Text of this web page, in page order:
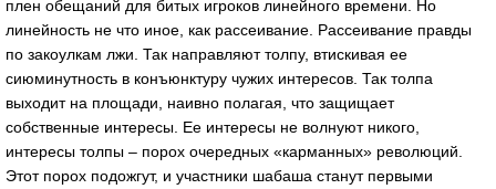
плен обещаний для битых игроков линейного времени. Но
линейность не что иное, как рассеивание. Рассеивание правды
по закоулкам лжи. Так направляют толпу, втискивая ее
сиюминутность в конъюнктуру чужих интересов. Так толпа
выходит на площади, наивно полагая, что защищает
собственные интересы. Ее интересы не волнуют никого,
интересы толпы – порох очередных «карманных» революций.
Этот порох подожгут, и участники шабаша станут первыми